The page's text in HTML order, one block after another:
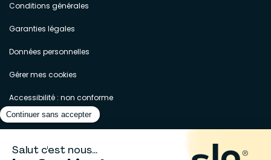
Conditions générales
Garanties légales
Données personnelles
Gérer mes cookies
Accessibilité : non conforme